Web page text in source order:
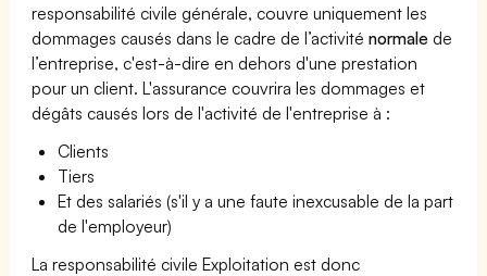
responsabilité civile générale, couvre uniquement les
dommages causés dans le cadre de l’activiténormale de
l’entreprise, c'est-à-dire en dehors d'une prestation
pour un client. L'assurance couvrira les dommages et
dégâts causés lors de l'activité de l'entreprise à :
Clients
Tiers
Et des salariés (s'il y a une faute inexcusable de la part
de l'employeur)
La responsabilité civile Exploitation est donc